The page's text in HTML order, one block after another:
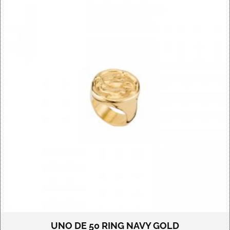
UNO DE 50 RING NAVY GOLD